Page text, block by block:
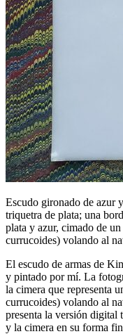
Escudo gironado de azur
triquetra de plata; una
plata y azur, cimado de
currucoides) volando al
El escudo de armas de
y pintado por mí. La
la cimera que representa
currucoides) volando al
presenta la versión digital
y la cimera en su forma